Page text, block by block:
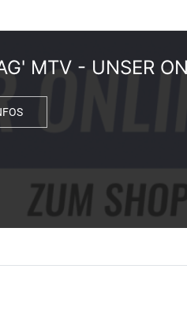
MTV - UNSER
MTV UNTERSTÜTZEN!
BUCHEN!
FERIEN-SPECIAL
JETZT SPENDEN!
SPORTBETRIEB &
FERIENPROGRAMM FÜR